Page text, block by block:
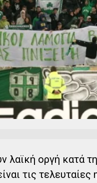
λαϊκή οργή κατά
τις